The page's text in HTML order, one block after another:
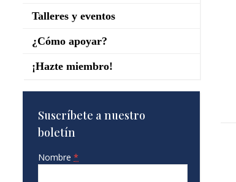
Talleres y eventos
¿Cómo apoyar?
¡Hazte miembro!
Suscríbete a nuestro
boletín
Nombre *